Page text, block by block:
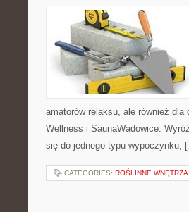
amatorów relaksu, ale również
Wellness i SaunaWadowice.
się do jednego typu wypoczynku,
CATEGORIES: ROŚLINNE